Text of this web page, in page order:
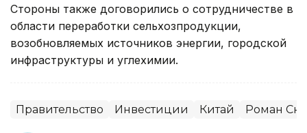
Стороны также договорились о сотрудничестве в
области переработки сельхозпродукции,
возобновляемых источников энергии, городской
инфраструктуры и углехимии.
Правительство Инвестиции Китай Роман